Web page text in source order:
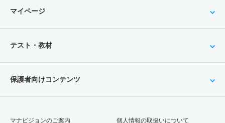
マイページ
テスト・教材
保護者向けコンテンツ
マナビジョンのご案内 個人情報の取扱いについて